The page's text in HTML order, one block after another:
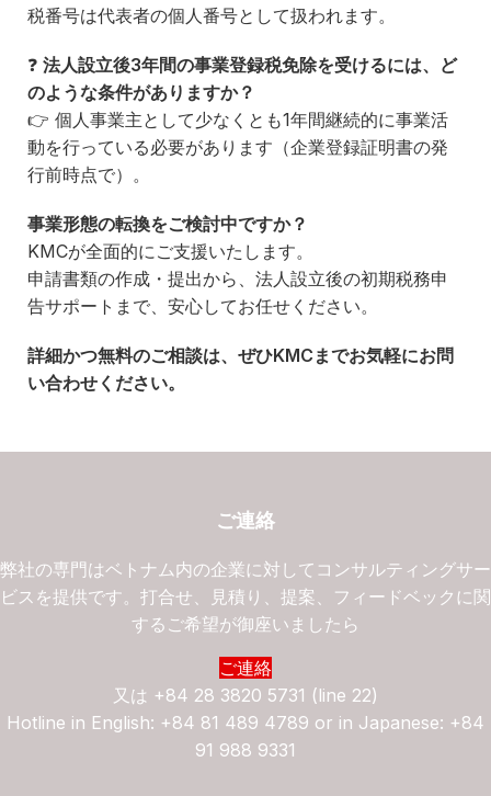
税番号は代表者の個人番号として扱われます。
❓ 法人設立後3年間の事業登録税免除を受けるには、ど
のような条件がありますか？
👉 個人事業主として少なくとも1年間継続的に事業活
動を行っている必要があります（企業登録証明書の発
行前時点で）。
事業形態の転換をご検討中ですか？
KMCが全面的にご支援いたします。
申請書類の作成・提出から、法人設立後の初期税務申
告サポートまで、安心してお任せください。
詳細かつ無料のご相談は、ぜひKMC までお気軽にお問
い合わせください。
ご連絡
弊社の専門はベトナム内の企業に対してコンサルティングサー
ビスを提供です。打合せ、見積り、提案、フィードベックに関
するご希望が御座いましたら
ご連絡
又は +84 28 3820 5731 (line 22)
Hotline in English: +84 81 489 4789 or in Japanese: +84
91 988 9331